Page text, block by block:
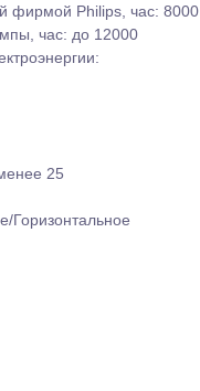
фирмой Philips, час: 8000
час: до 12000
25
Горизонтальное